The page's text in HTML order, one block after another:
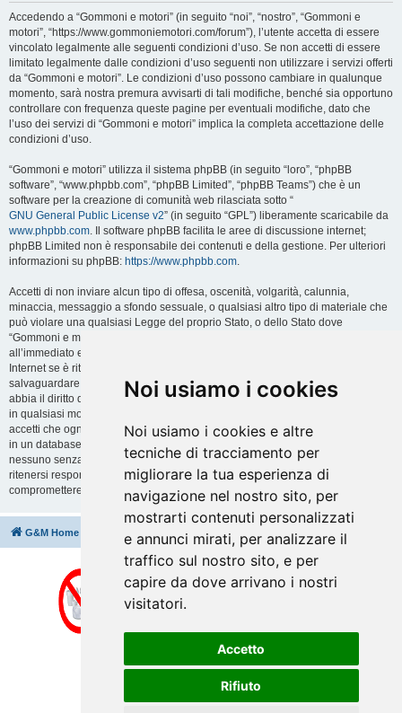
Noi usiamo i cookies
Noi usiamo i cookies e altre
tecniche di tracciamento per
migliorare la tua esperienza di
navigazione nel nostro sito, per
mostrarti contenuti personalizzati
e annunci mirati, per analizzare il
traffico sul nostro sito, e per
capire da dove arrivano i nostri
visitatori.
Accetto
Rifiuto
Accedendo a “Gommoni e motori” (in seguito “noi”, “nostro”, “Gommoni e
motori”, “https://www.gommoniemotori.com/forum”), l’utente accetta di essere
vincolato legalmente alle seguenti condizioni d’uso. Se non accetti di essere
limitato legalmente dalle condizioni d’uso seguenti non utilizzare i servizi offerti
da “Gommoni e motori”. Le condizioni d’uso possono cambiare in qualunque
momento, sarà nostra premura avvisarti di tali modifiche, benché sia opportuno
controllare con frequenza queste pagine per eventuali modifiche, dato che
l’uso dei servizi di “Gommoni e motori” implica la completa accettazione delle
condizioni d’uso.
“Gommoni e motori” utilizza il sistema phpBB (in seguito “loro”, “phpBB
software”, “www.phpbb.com”, “phpBB Limited”, “phpBB Teams”) che è un
software per la creazione di comunità web rilasciata sotto “
GNU General Public License v2” (in seguito “GPL”) liberamente scaricabile da
www.phpbb.com. Il software phpBB facilita le aree di discussione internet;
phpBB Limited non è responsabile dei contenuti e della gestione. Per ulteriori
informazioni su phpBB: https://www.phpbb.com.
Accetti di non inviare alcun tipo di offesa, oscenità, volgarità, calunnia,
minaccia, messaggio a sfondo sessuale, o qualsiasi altro tipo di materiale che
può violare una qualsiasi Legge del proprio Stato, o dello Stato dove
“Gommoni e motori” è ospitato, o di una Legge internazionale. Fare ciò porta
all’immediato e permanente divieto di accesso, con notifica al tuo provider
Internet se è ritenuto da noi opportuno. Tutti gli indirizzi IP sono registrati per
salvaguardare e rinforzare queste condizioni. Accetti che “Gommoni e motori”
abbia il diritto di rimuovere, riscrivere, spostare o chiudere qualsiasi argomento
in qualsiasi momento lo ritenga necessario. Come fruitore di questo servizio,
accetti che ogni informazione (dato personale) tu abbia inviato sia conservata
in un database. Al contempo queste informazioni non saranno divulgate a
nessuno senza il tuo consenso, né “Gommoni e motori” o phpBB sono da
ritenersi responsabili per qualsiasi violazione al sistema che possa
compromettere queste informazioni.
G&M Home Tutti gli orari sonoUTC+02:00
Cancella cookie